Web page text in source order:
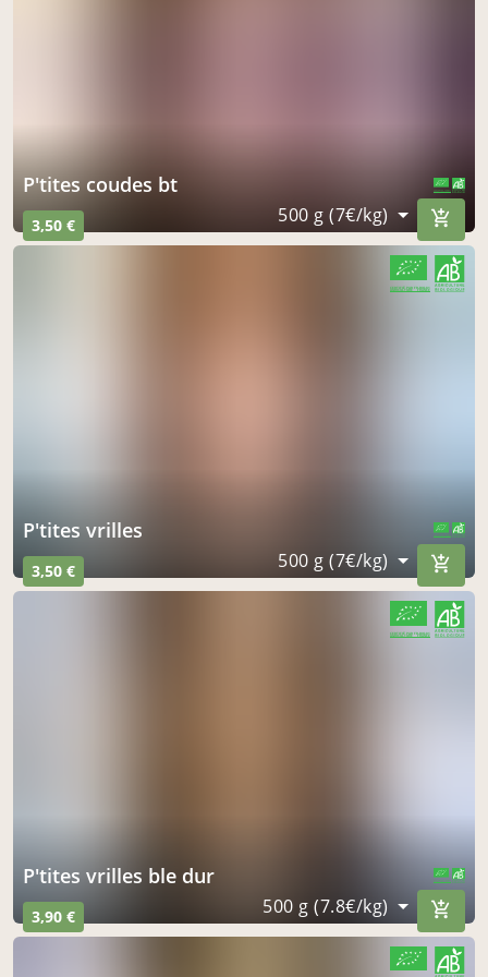
p'tites coudes bt
3,50 € 500 g (7€/kg)
p'tites vrilles
3,50 € 500 g (7€/kg)
CERTIFIÉ PAR FR-BIO-01
AGRICULTURE FRANCE
p'tites vrilles ble dur
3,90 € 500 g (7.8€/kg)
CERTIFIÉ PAR FR-BIO-01
AGRICULTURE FRANCE